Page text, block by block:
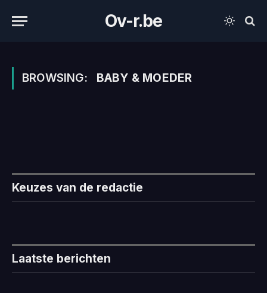
Ov-r.be
BROWSING: BABY & MOEDER
Keuzes van de redactie
Laatste berichten